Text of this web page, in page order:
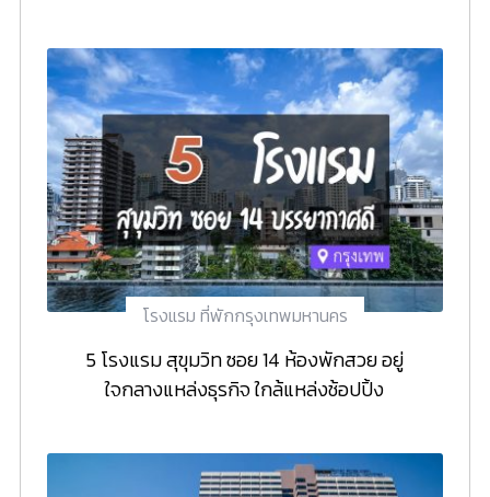
โรงแรม ที่พักกรุงเทพมหานคร
5 โรงแรม สุขุมวิท ซอย 14 ห้องพักสวย อยู่
ใจกลางแหล่งธุรกิจ ใกล้แหล่งช้อปปิ้ง